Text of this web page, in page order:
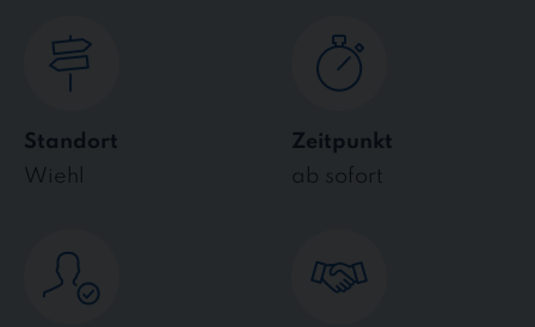
Standort
Wiehl
Zeitpunkt
ab sofort